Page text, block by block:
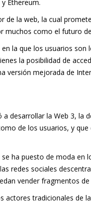
Ethereum.
de la web, la cual
muchos como el futuro
la que los usuarios son
la posibilidad de
versión mejorada de
desarrollar la Web 3, la
de los usuarios, y
ha puesto de moda en
redes sociales
vender fragmentos de
actores tradicionales de